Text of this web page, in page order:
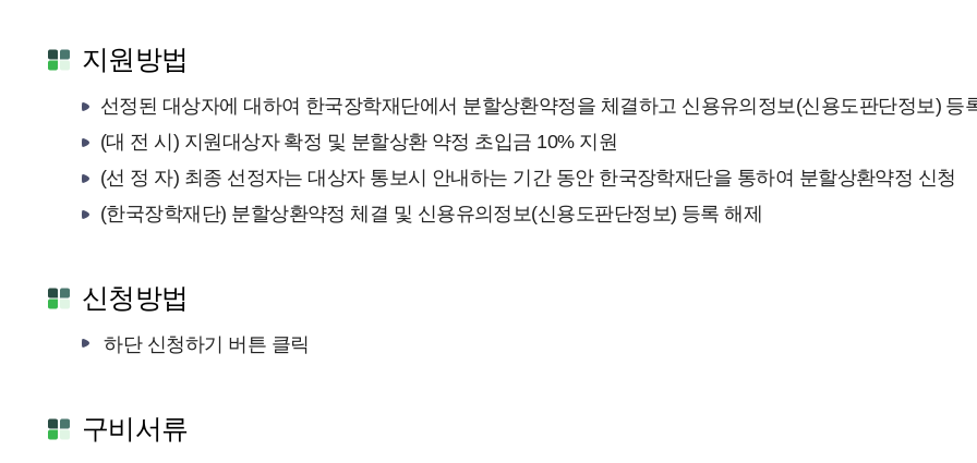
지원방법
선정된 대상자에 대하여 한국장학재단에서 분할상환약정을 체결하고 신용유의정보(신용도판단정보) 등
(대 전 시) 지원대상자 확정 및 분할상환 약정 초입금 10% 지원
(선 정 자) 최종 선정자는 대상자 통보시 안내하는 기간 동안 한국장학재단을 통하여 분할상환약정 신청
(한국장학재단) 분할상환약정 체결 및 신용유의정보(신용도판단정보) 등록 해제
신청방법
하단 신청하기 버튼 클릭
구비서류